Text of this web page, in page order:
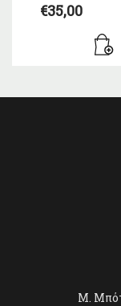
€35,00
Μ.